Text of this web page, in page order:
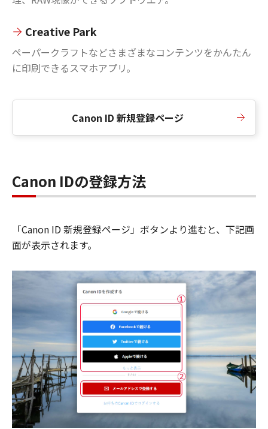
Creative Park
ペーパークラフトなどさまざまなコンテンツをかんたん
に印刷できるスマホアプリ。
Canon ID 新規登録ページ
Canon IDの登録方法
「Canon ID 新規登録ページ」ボタンより進むと、下記画
面が表示されます。